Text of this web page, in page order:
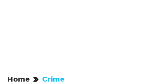
Home Crime